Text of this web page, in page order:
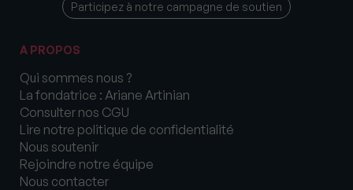
Participez à notre campagne de soutien
A PROPOS
Qui sommes nous ?
La fondatrice : Ariane Artinian
Consulter nos CGU
Lire notre politique de confidentialité
Nous soutenir
Rejoindre notre équipe
Nous contacter